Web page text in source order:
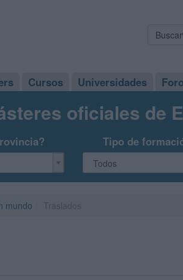
Buscar
Cursos Universidades
oficiales de
Tipo de
mundo